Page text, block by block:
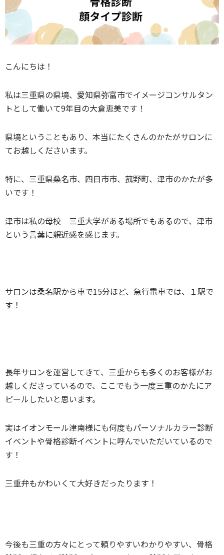
こんにちは！
私は三重県の県境、愛知県弥富市でイメージコンサルタン
トとして働いて9年目の大倉恵美です！
県境ということもあり、本当にたくさんのかたがサロンに
てお越しくださいます。
特に、三重県桑名市、四日市市、菰野町、津市のかたが多
いです！
津市は私の母校 三重大学がある場所でもあるので、津市
という言葉に親近感を感じます。
サロンは桑名駅から車で15分ほど、急行電車では、１駅で
す！
長年サロンを運営してきて、三重からも多くのお客様がお
越しくださっているので、ここでもう一度三重のかたにア
ピールしたいと思います。
実はイオンモール津南様にも何度もパーソナルカラー診断
イベントや骨格診断イベントに呼んでいただいているので
す！
三重弁もかわいくて大好きだったります！
今後も三重の方々にとって頼りやすいわかりやすい、骨格